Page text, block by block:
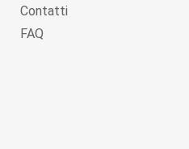
Contatti
FAQ